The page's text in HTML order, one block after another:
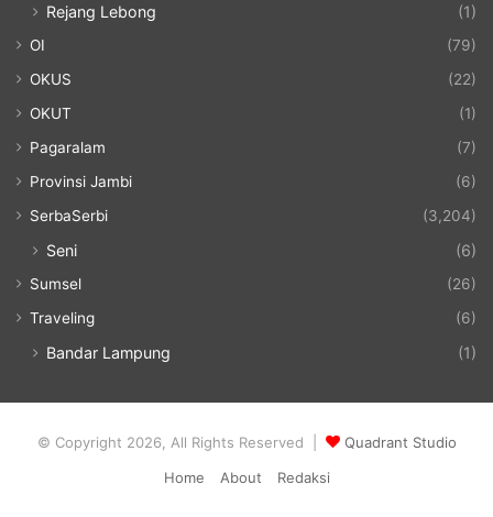
Rejang Lebong (1)
OI
(79)
OKUS
(22)
OKUT
(1)
Pagaralam
(7)
Provinsi Jambi
(6)
SerbaSerbi
(3,204)
Seni (6)
Sumsel
(26)
Traveling
(6)
Bandar Lampung (1)
© Copyright 2026, All Rights Reserved |
Quadrant Studio
Home
About Redaksi